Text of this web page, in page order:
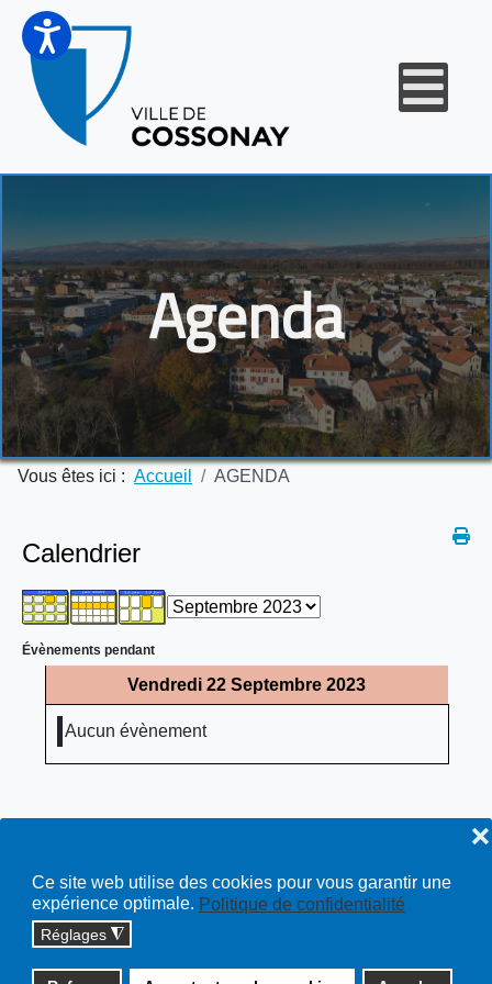
Ce site web utilise des cookies pour vous garantir une
expérience optimale. Politique de confidentialité
Réglages ◮
❌
Agenda
Vous êtes ici : Accueil AGENDA
Calendrier
Évènements pendant
Vendredi 22 Septembre 2023
Aucun évènement
Copyright © 2026 cossonay.ch - tous droits réservés | site :